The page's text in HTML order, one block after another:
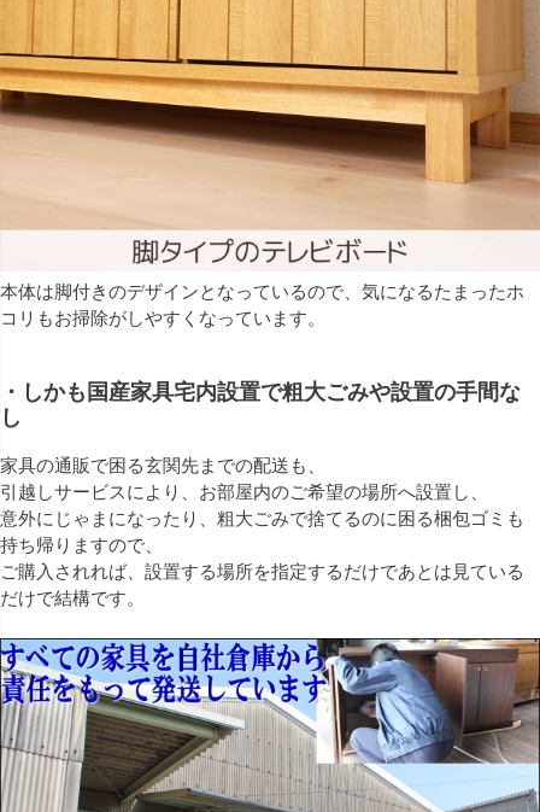
本体は脚付きのデザインとなっているので、気になるたまったホ
コリもお掃除がしやすくなっています。
・しかも国産家具宅内設置で粗大ごみや設置の手間な
し
家具の通販で困る玄関先までの配送も、
引越しサービスにより、お部屋内のご希望の場所へ設置し、
意外にじゃまになったり、粗大ごみで捨てるのに困る梱包ゴミも
持ち帰りますので、
ご購入されれば、設置する場所を指定するだけであとは見ている
だけで結構です。